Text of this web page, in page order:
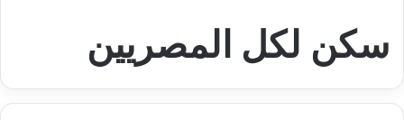
سكن لكل المصريين